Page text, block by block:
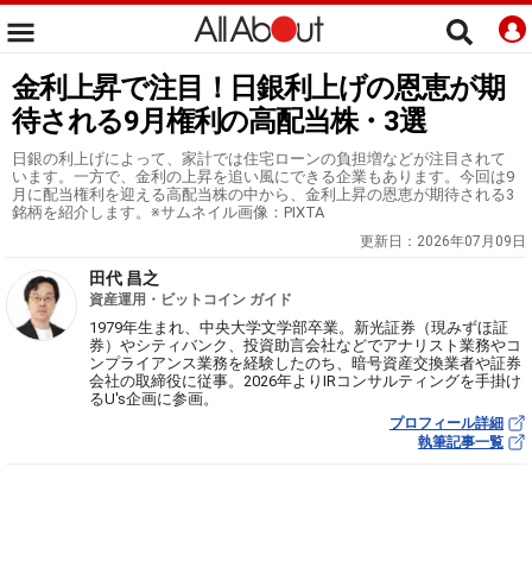
金利上昇で注目！日銀利上げの恩恵が期
待される9月権利の高配当株・3選
日銀の利上げによって、家計では住宅ローンの負担増などが注目されて
います。一方で、金利の上昇を追い風にできる企業もあります。今回は9
月に配当権利を迎える高配当株の中から、金利上昇の恩恵が期待される3
銘柄を紹介します。※サムネイル画像：PIXTA
更新日： 2026年07月09日
田代 昌之
資産運用・ビットコイン ガイド
1979年生まれ、中央大学文学部卒業。新光証券（現みずほ証
券）やシティバンク、投資助言会社などでアナリスト業務やコ
ンプライアンス業務を経験したのち、暗号資産交換業者や証券
会社の取締役に従事。2026年よりIRコンサルティングを手掛け
るU's企画に参画。
プロフィール詳細
執筆記事一覧